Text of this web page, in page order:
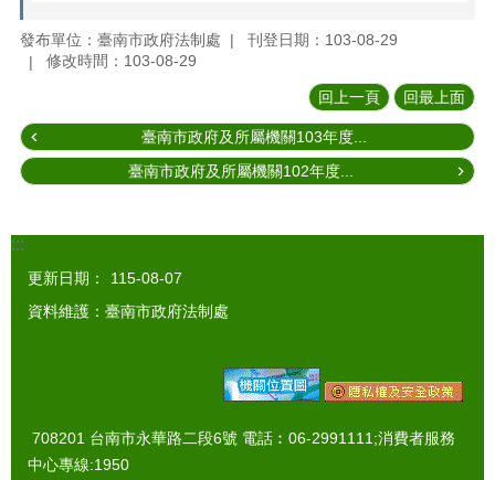
發布單位：臺南市政府法制處
刊登日期：103-08-29
修改時間：103-08-29
回上一頁 回最上面
臺南市政府及所屬機關103年度...
臺南市政府及所屬機關102年度...
:::
更新日期：
115-08-07
資料維護：臺南市政府法制處
708201 台南市永華路二段6號 電話︰06-2991111;消費者服務
中心專線:1950